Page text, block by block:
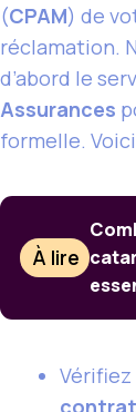
(CPAM) de
réclamation.
d’abord le
Assurances
formelle.
À lire